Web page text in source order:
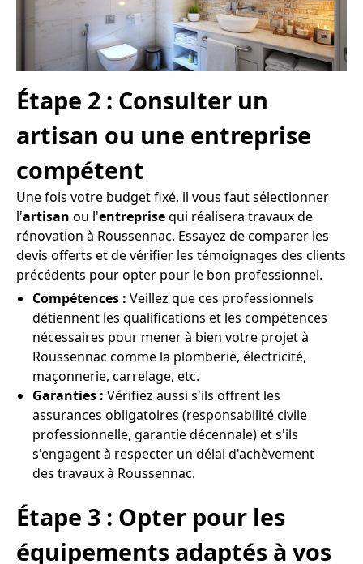
Étape 2 : Consulter un
artisan ou une entreprise
compétent
Une fois votre budget fixé, il vous faut sélectionner
l'artisan ou l'entreprisequi réalisera travaux de
rénovation à Roussennac. Essayez de comparer les
devis offerts et de vérifier les témoignages des clients
précédents pour opter pour le bon professionnel.
Compétences : Veillez que ces professionnels
détiennent les qualifications et les compétences
nécessaires pour mener à bien votre projet à
Roussennac comme la plomberie, électricité,
maçonnerie, carrelage, etc.
Garanties : Vérifiez aussi s'ils offrent les
assurances obligatoires (responsabilité civile
professionnelle, garantie décennale) et s'ils
s'engagent à respecter un délai d'achèvement
des travaux à Roussennac.
Étape 3 : Opter pour les
équipements adaptés à vos